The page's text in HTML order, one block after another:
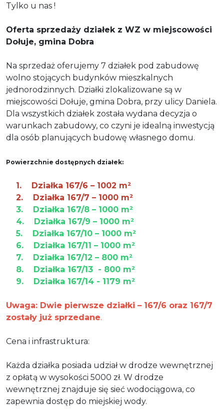
Tylko u nas !
Oferta sprzedaży działek z WZ w miejscowości
Dołuje, gmina Dobra
Na sprzedaż oferujemy 7 działek pod zabudowę
wolno stojących budynków mieszkalnych
jednorodzinnych. Działki zlokalizowane są w
miejscowości Dołuje, gmina Dobra, przy ulicy Daniela.
Dla wszystkich działek została wydana decyzja o
warunkach zabudowy, co czyni je idealną inwestycją
dla osób planujących budowę własnego domu.
Powierzchnie dostępnych działek:
1. Działka 167/6 – 1002 m²
2. Działka 167/7 – 1000 m²
3. Działka 167/8 – 1000 m²
4. Działka 167/9 – 1000 m²
5. Działka 167/10 – 1000 m²
6. Działka 167/11 – 1000 m²
7. Działka 167/12 – 800 m²
8. Działka 167/13 - 800 m²
9. Działka 167/14 - 1179 m²
Uwaga: Dwie pierwsze działki – 167/6 oraz 167/7
zostały już sprzedane.
Cena i infrastruktura:
Każda działka posiada udział w drodze wewnętrznej
z opłatą w wysokości 5000 zł. W drodze
wewnętrznej znajduje się sieć wodociągowa, co
zapewnia dostęp do miejskiej wody.